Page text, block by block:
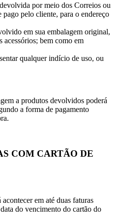
por meio dos Correios ou
pago pelo cliente, para o endereço
em sua embalagem original,
acessórios; bem como em
qualquer indício de uso, ou
a produtos devolvidos poderá
a forma de pagamento
COM CARTÃO DE
em até duas faturas
do vencimento do cartão do